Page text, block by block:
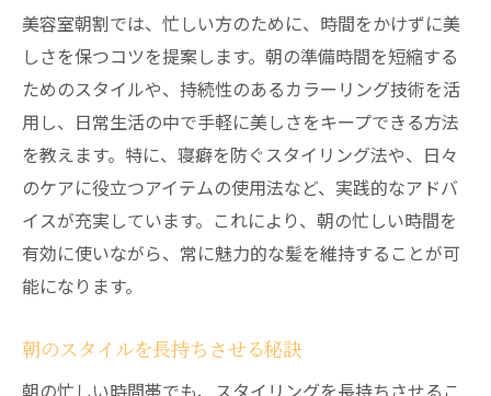
美容室朝割では、忙しい方のために、時間をかけずに美
しさを保つコツを提案します。朝の準備時間を短縮する
ためのスタイルや、持続性のあるカラーリング技術を活
用し、日常生活の中で手軽に美しさをキープできる方法
を教えます。特に、寝癖を防ぐスタイリング法や、日々
のケアに役立つアイテムの使用法など、実践的なアドバ
イスが充実しています。これにより、朝の忙しい時間を
有効に使いながら、常に魅力的な髪を維持することが可
能になります。
朝のスタイルを長持ちさせる秘訣
朝の忙しい時間帯でも、スタイリングを長持ちさせるこ